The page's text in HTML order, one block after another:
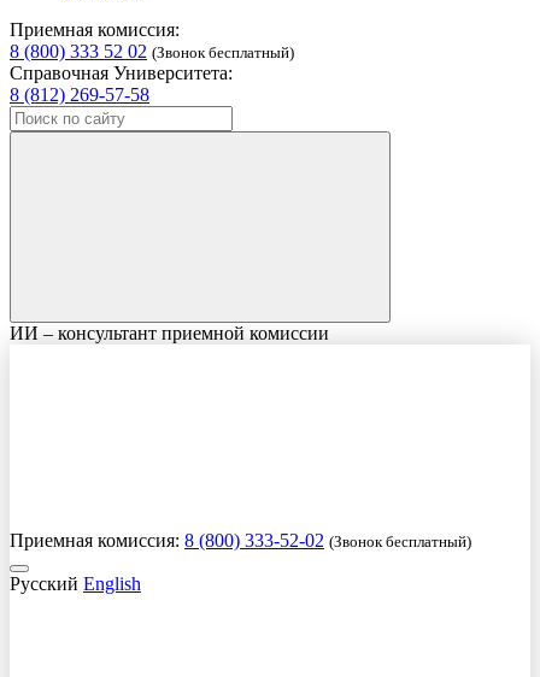
Приемная комиссия:
8 (800) 333 52 02 (Звонок бесплатный)
Справочная Университета:
8 (812) 269-57-58
ИИ – консультант приемной комиссии
Приемная комиссия: 8 (800) 333-52-02 (Звонок бесплатный)
Русский English